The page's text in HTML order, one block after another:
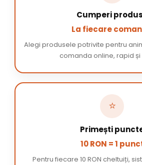
Cumperi
La fiecare
Alegi produsele potrivite pentru
comanda online, rapid și
⭐
Primești
10 RON = 1
Pentru fiecare 10 RON cheltuiți,